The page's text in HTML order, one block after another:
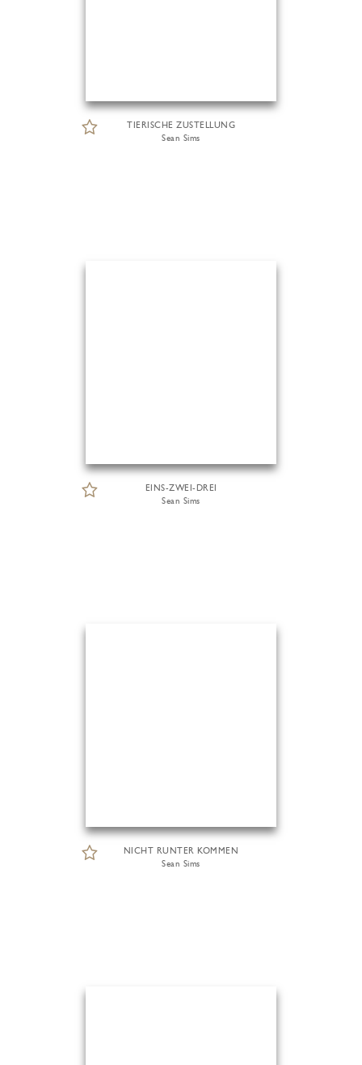
TIERISCHE ZUSTELLUNG
Sean Sims
EINS-ZWEI-DREI
Sean Sims
NICHT RUNTER KOMMEN
Sean Sims